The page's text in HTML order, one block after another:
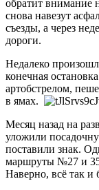
обратит внимание
снова навезут
съезды, а через
дороги.
Недалеко
конечная
артобстрелом,
в ямах.
Месяц назад на
уложили
поставили знак.
маршруты №27 и
Наверно, всё так и